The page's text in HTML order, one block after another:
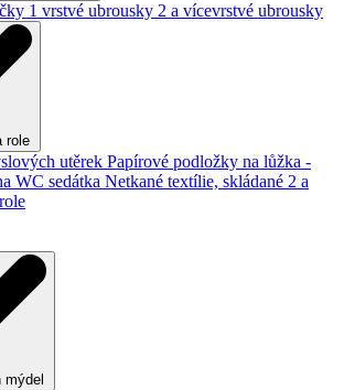
1 vrstvé ubrousky 2 a vícevrstvé ubrousky
role
utěrek Papírové podložky na lůžka -
WC sedátka Netkané textílie, skládané 2 a